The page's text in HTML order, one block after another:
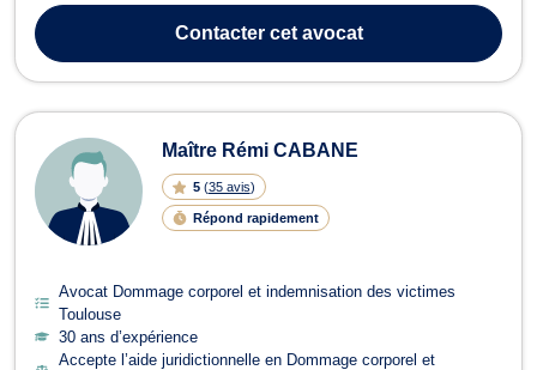
d'exercice de l'autorité parentale et droit de garde des enfants ou
encore l...
Contactercet avocat
Maître Rémi CABANE
5 (35 avis)
Répond rapidement
Avocat Dommage corporel et indemnisation des victimes
Toulouse
30 ans d’expérience
Accepte l’aide juridictionnelle en Dommage corporel et